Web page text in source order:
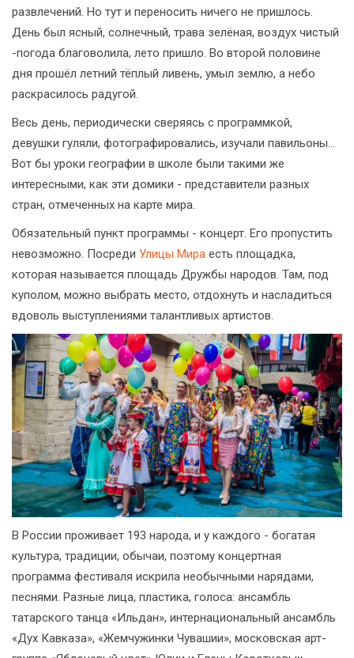
развлечений. Но тут и переносить ничего не пришлось.
День был ясный, солнечный, трава зелёная, воздух чистый
-погода благоволила, лето пришло. Во второй половине
дня прошёл летний тёплый ливень, умыл землю, а небо
раскрасилось радугой.
Весь день, периодически сверяясь с программкой,
девушки гуляли, фотографировались, изучали павильоны…
Вот бы уроки географии в школе были такими же
интересными, как эти домики - представители разных
стран, отмеченных на карте мира.
Обязательный пункт программы - концерт. Его пропустить
невозможно. Посреди Улицы Мира есть площадка,
которая называется площадь Дружбы народов. Там, под
куполом, можно выбрать место, отдохнуть и насладиться
вдоволь выступлениями талантливых артистов.
В России проживает 193 народа, и у каждого - богатая
культура, традиции, обычаи, поэтому концертная
программа фестиваля искрила необычными нарядами,
песнями. Разные лица, пластика, голоса: ансамбль
татарского танца «Ильдан», интернациональный ансамбль
«Дух Кавказа», «Жемчужинки Чувашии», московская арт-